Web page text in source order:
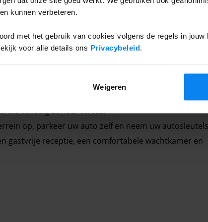
kunnen verbeteren.
met het gebruik van cookies volgens de regels in
voor alle details ons Privacybeleid.
Weigeren
parkeeraanbieder die zich al heeft bewezen met
volledig zonder stress:
op, parkeer uw auto zelf en neem uw autosleutels
gastvrije receptie, een comfortabele wachtkamer en